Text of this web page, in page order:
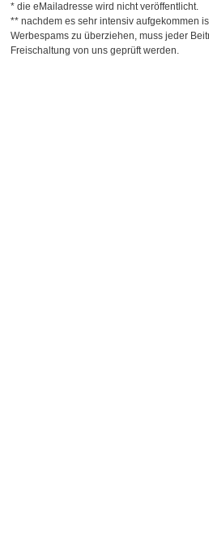
* die eMailadresse wird nicht veröffentlicht.
** nachdem es sehr intensiv aufgekommen
Werbespams zu überziehen, muss jeder
Freischaltung von uns geprüft werden.